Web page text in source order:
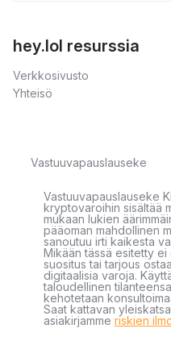
hey.lol resurssia
Verkkosivusto
Yhteisö
Vastuuvapauslauseke
Vastuuvapauslauseke
kryptovaroihin sisältää
mukaan lukien
pääoman mahdollinen
sanoutuu irti kaikesta
Mikään tässä esitetty
suositus tai tarjous
digitaalisia varoja.
taloudellinen
kehotetaan
Saat kattavan
asiakirjamme riskien